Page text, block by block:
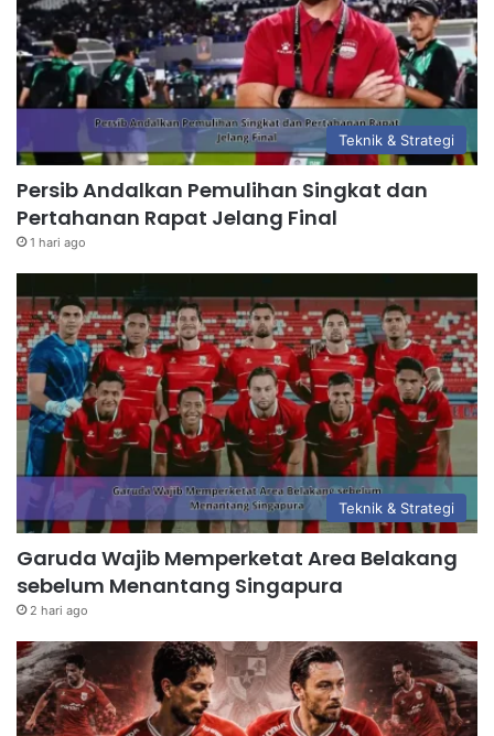
Teknik & Strategi
Persib Andalkan Pemulihan Singkat dan
Pertahanan Rapat Jelang Final
1 hari ago
Teknik & Strategi
Garuda Wajib Memperketat Area Belakang
sebelum Menantang Singapura
2 hari ago